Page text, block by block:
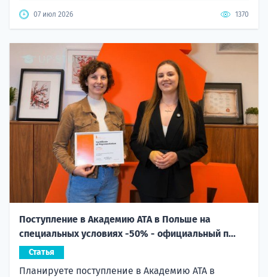
07 июл 2026 1370
Поступление в Академию ATA в Польше на
специальных условиях -50% - официальный п...
Статья
Планируете поступление в Академию ATA в